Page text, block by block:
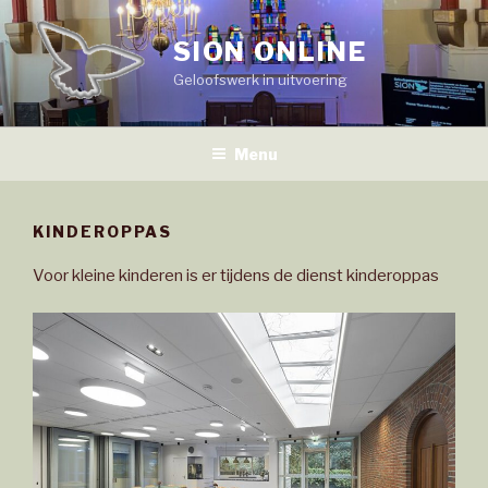
Naar
de
inhoud
springen
SION ONLINE
Geloofswerk in uitvoering
Menu
KINDEROPPAS
Voor kleine kinderen is er tijdens de dienst kinderoppas